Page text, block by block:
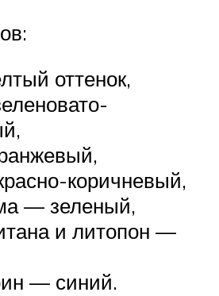
оттенок,
коричневый,
— зеленый,
и литопон —
— синий.